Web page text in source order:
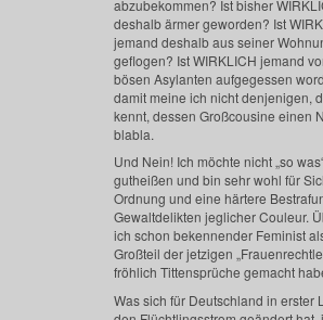
abzubekommen? Ist bisher
deshalb ärmer geworden? Ist
jemand deshalb aus seiner
geflogen? Ist WIRKLICH jemand
bösen Asylanten aufgegessen
damit meine ich nicht denjenigen,
kennt, dessen Großcousine einen
blabla.
Und Nein! Ich möchte nicht „so
gutheißen und bin sehr wohl für
Ordnung und eine härtere
Gewaltdelikten jeglicher Couleur.
ich schon bekennender Feminist
Großteil der jetzigen
fröhlich Tittensprüche gemacht
Was sich für Deutschland in erster